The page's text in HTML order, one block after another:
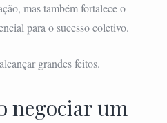
mas também fortalece o
para o sucesso coletivo.
grandes feitos.
negociar um